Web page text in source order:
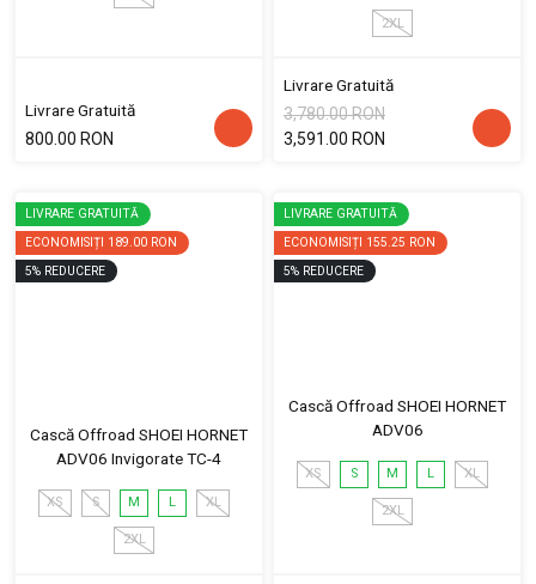
Livrare Gratuită
800.00 RON
2XL
Livrare Gratuită
3,780.00 RON
3,591.00 RON
LIVRARE GRATUITĂ
ECONOMISIȚI 189.00 RON
5% REDUCERE
Cască Offroad SHOEI HORNET
ADV06 Invigorate TC-4
XS S M L XL
2XL
LIVRARE GRATUITĂ
ECONOMISIȚI 155.25 RON
5% REDUCERE
Cască Offroad SHOEI HORNET
ADV06
XS S M L XL
2XL